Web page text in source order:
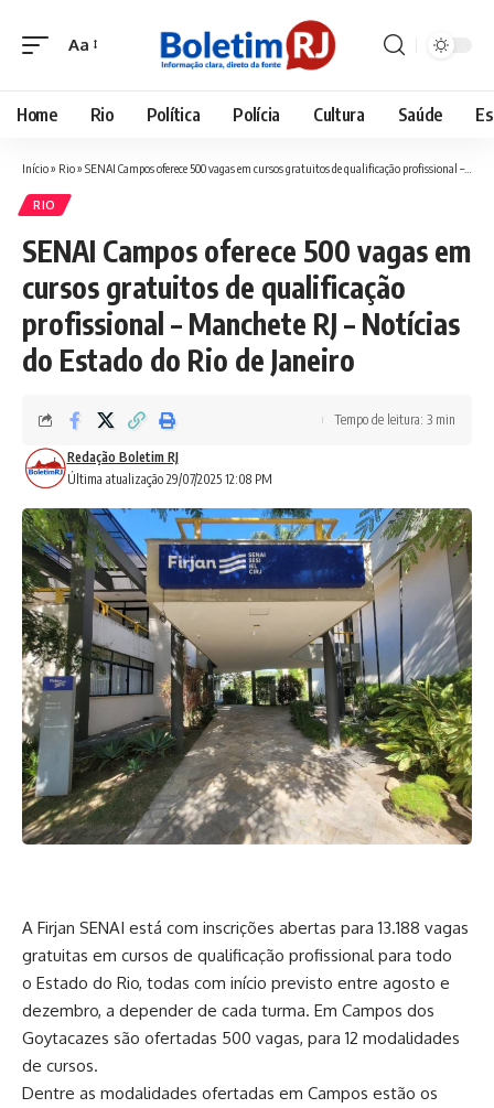
Font
Aa
Home Rio Política Polícia Cultura Saúde
Início» Rio» SENAI Campos oferece 500 vagas em cursos gratuitos de qualificação profissional – Manchete RJ – Notícias do Estado do Rio de Janeiro
RIO
SENAI Campos oferece 500 vagas em
cursos gratuitos de qualificação
profissional – Manchete RJ – Notícias
do Estado do Rio de Janeiro
Última atualização 29/07/2025 12:08 PM
Redação Boletim RJ
Tempo de leitura: 3 min
A Firjan SENAI está com inscrições abertas para 13.188 vagas
gratuitas em cursos de qualificação profissional para todo
o Estado do Rio, todas com início previsto entre agosto e
dezembro, a depender de cada turma. Em Campos dos
Goytacazes são ofertadas 500 vagas, para 12 modalidades
de cursos.
Dentre as modalidades ofertadas em Campos estão os